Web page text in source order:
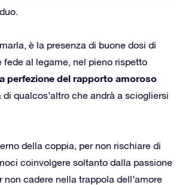
è la presenza di buone dosi di
al legame, nel pieno rispetto
perfezione del rapporto amoroso
qualcos’altro che andrà a sciogliersi
della coppia, per non rischiare di
coinvolgere soltanto dalla passione
cadere nella trappola dell’amore